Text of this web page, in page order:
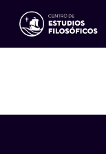
Eventos